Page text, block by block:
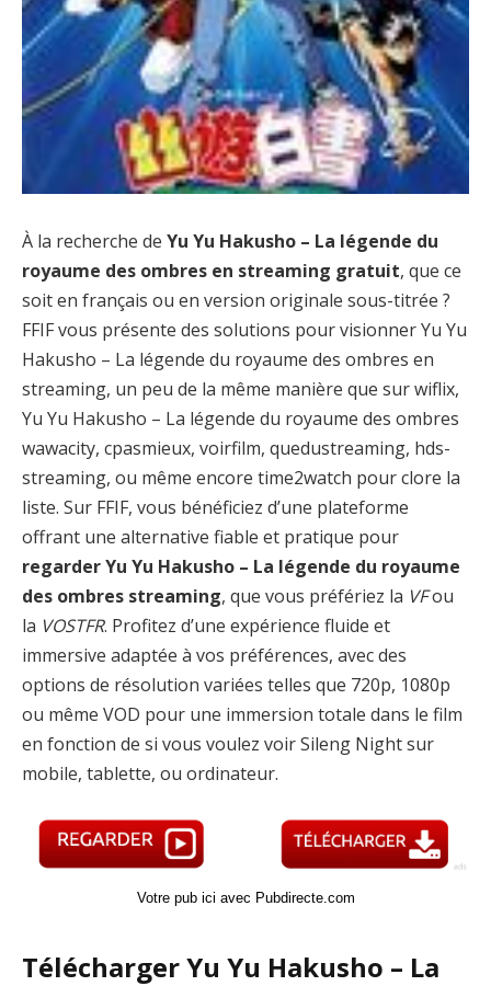
À la recherche de Yu Yu Hakusho – La légende du
royaume des ombres en streaming gratuit, que ce
soit en français ou en version originale sous-titrée ?
FFIF vous présente des solutions pour visionner Yu Yu
Hakusho – La légende du royaume des ombres en
streaming, un peu de la même manière que sur wiflix,
Yu Yu Hakusho – La légende du royaume des ombres
wawacity, cpasmieux, voirfilm, quedustreaming, hds-
streaming, ou même encore time2watch pour clore la
liste. Sur FFIF, vous bénéficiez d’une plateforme
offrant une alternative fiable et pratique pour
regarder Yu Yu Hakusho – La légende du royaume
des ombres streaming, que vous préfériez la VFou
la VOSTFR. Profitez d’une expérience fluide et
immersive adaptée à vos préférences, avec des
options de résolution variées telles que 720p, 1080p
ou même VOD pour une immersion totale dans le film
en fonction de si vous voulez voir Sileng Night sur
mobile, tablette, ou ordinateur.
Votre pub ici avec Pubdirecte.com
Télécharger Yu Yu Hakusho – La